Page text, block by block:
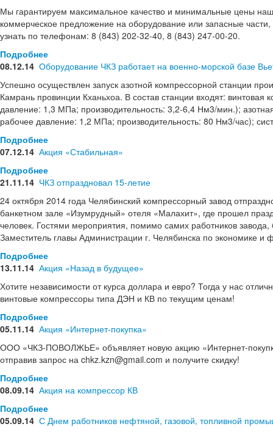
Мы гарантируем максимальное качество и минимальные цены
коммерческое предложение на оборудование или запасные
узнать по телефонам: 8 (843) 202-32-40, 8 (843) 247-00-20.
Подробнее
08.12.14 Оборудование ЧКЗ работает на военно-морской базе
Успешно осуществлен запуск азотной компрессорной станции
Камрань провинции Кханьхоа. В состав станции входят:
давление: 1,3 МПа; производительность: 3,2-6,4 Нм3/мин.);
рабочее давление: 1,2 МПа; производительность: 80 Нм3/час);
Подробнее
07.12.14 Акция «Стабильная»
Подробнее
21.11.14 ЧКЗ отпраздновал 15-летие
24 октября 2014 года Челябинский компрессорный завод
банкетном зале «Изумрудный» отеля «Малахит», где прошел
человек. Гостями мероприятия, помимо самих работников
Заместитель главы Администрации г. Челябинска по экономике
Подробнее
13.11.14 Акция «Назад в будущее»
Хотите независимости от курса доллара и евро? Тогда у нас
винтовые компрессоры типа ДЭН и КВ по текущим ценам!
Подробнее
05.11.14 Акция «Интернет-покупка»
ООО «ЧКЗ-ПОВОЛЖЬЕ» объявляет новую акцию «Интернет-
отправив запрос на chkz.kzn@gmail.com и получите скидку!
Подробнее
08.09.14 Акция на компрессор КВ
Подробнее
05.09.14 С Днем работников нефтяной, газовой, топливной